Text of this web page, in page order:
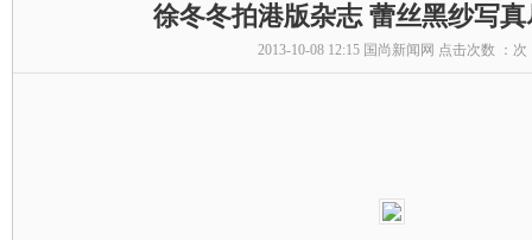
徐冬冬拍港版杂志 蕾丝黑纱写
2013-10-08 12:15 国尚新闻网 点击次数 ： 次